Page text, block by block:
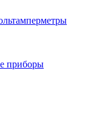
приборы